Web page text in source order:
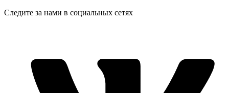
Следите за нами в социальных сетях